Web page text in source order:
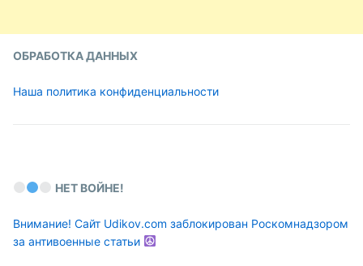
ОБРАБОТКА ДАННЫХ
Наша политика конфиденциальности
НЕТ ВОЙНЕ!
Внимание! Сайт Udikov.com заблокирован Роскомнадзором
за антивоенные статьи